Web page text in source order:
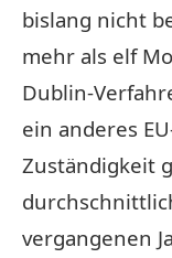
bislang nicht
mehr als elf
Dublin-
ein anderes
Zuständigkeit
vergangenen